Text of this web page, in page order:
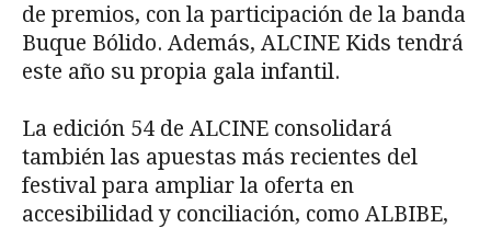
de premios, con la participación de la banda
Buque Bólido. Además, ALCINE Kids tendrá
este año su propia gala infantil.
La edición 54 de ALCINE consolidará
también las apuestas más recientes del
festival para ampliar la oferta en
accesibilidad y conciliación, como ALBIBE,